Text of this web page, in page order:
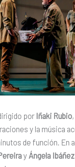
por Iñaki Rubio
y la música
de función. En
y Ángela Ibáñez